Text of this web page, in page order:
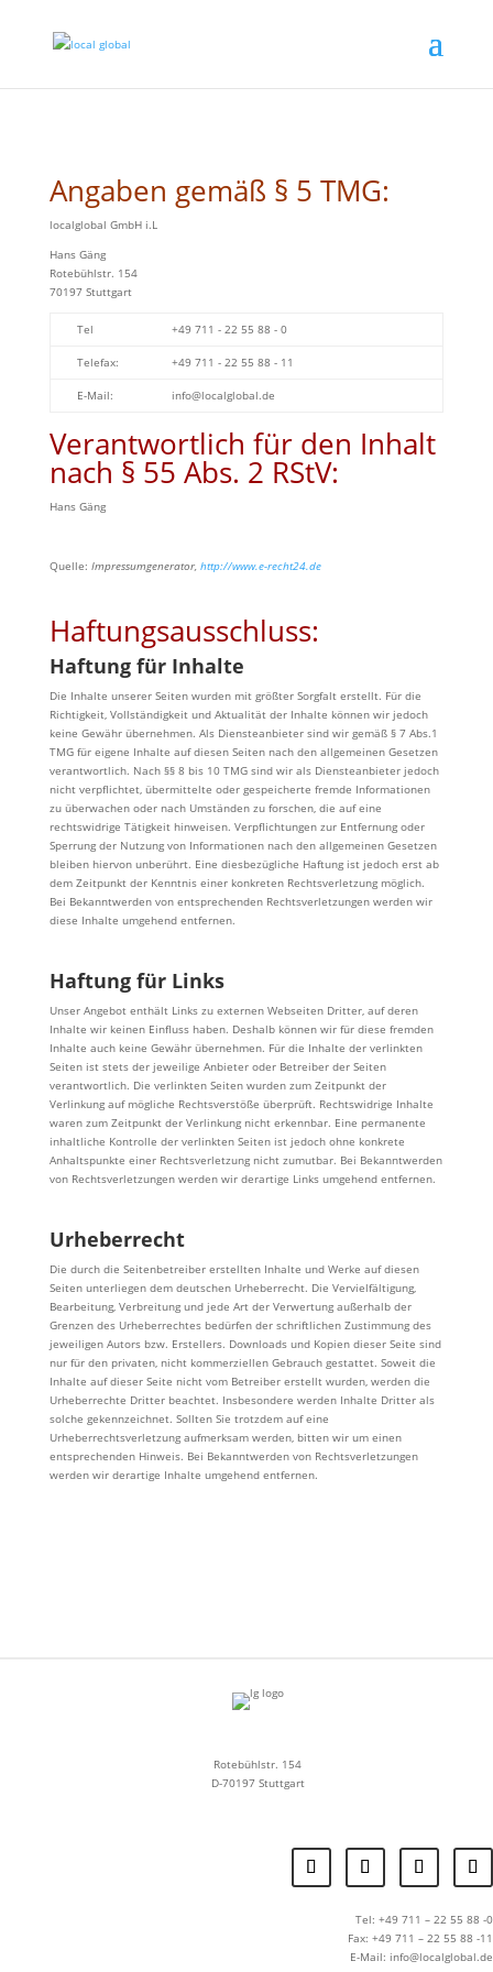
Angaben gemäß § 5 TMG:
localglobal GmbH i.L
Hans Gäng
Rotebühlstr. 154
70197 Stuttgart
Tel +49 711 - 22 55 88 - 0
Telefax: +49 711 - 22 55 88 - 11
E-Mail: info@localglobal.de
Verantwortlich für den Inhalt
nach § 55 Abs. 2 RStV:
Hans Gäng
Quelle: Impressumgenerator, http://www.e-recht24.de
Haftungsausschluss:
Haftung für Inhalte
Die Inhalte unserer Seiten wurden mit größter Sorgfalt erstellt. Für die
Richtigkeit, Vollständigkeit und Aktualität der Inhalte können wir jedoch
keine Gewähr übernehmen. Als Diensteanbieter sind wir gemäß § 7 Abs.1
TMG für eigene Inhalte auf diesen Seiten nach den allgemeinen Gesetzen
verantwortlich. Nach §§ 8 bis 10 TMG sind wir als Diensteanbieter jedoch
nicht verpflichtet, übermittelte oder gespeicherte fremde Informationen
zu überwachen oder nach Umständen zu forschen, die auf eine
rechtswidrige Tätigkeit hinweisen. Verpflichtungen zur Entfernung oder
Sperrung der Nutzung von Informationen nach den allgemeinen Gesetzen
bleiben hiervon unberührt. Eine diesbezügliche Haftung ist jedoch erst ab
dem Zeitpunkt der Kenntnis einer konkreten Rechtsverletzung möglich.
Bei Bekanntwerden von entsprechenden Rechtsverletzungen werden wir
diese Inhalte umgehend entfernen.
Haftung für Links
Unser Angebot enthält Links zu externen Webseiten Dritter, auf deren
Inhalte wir keinen Einfluss haben. Deshalb können wir für diese fremden
Inhalte auch keine Gewähr übernehmen. Für die Inhalte der verlinkten
Seiten ist stets der jeweilige Anbieter oder Betreiber der Seiten
verantwortlich. Die verlinkten Seiten wurden zum Zeitpunkt der
Verlinkung auf mögliche Rechtsverstöße überprüft. Rechtswidrige Inhalte
waren zum Zeitpunkt der Verlinkung nicht erkennbar. Eine permanente
inhaltliche Kontrolle der verlinkten Seiten ist jedoch ohne konkrete
Anhaltspunkte einer Rechtsverletzung nicht zumutbar. Bei Bekanntwerden
von Rechtsverletzungen werden wir derartige Links umgehend entfernen.
Urheberrecht
Die durch die Seitenbetreiber erstellten Inhalte und Werke auf diesen
Seiten unterliegen dem deutschen Urheberrecht. Die Vervielfältigung,
Bearbeitung, Verbreitung und jede Art der Verwertung außerhalb der
Grenzen des Urheberrechtes bedürfen der schriftlichen Zustimmung des
jeweiligen Autors bzw. Erstellers. Downloads und Kopien dieser Seite sind
nur für den privaten, nicht kommerziellen Gebrauch gestattet. Soweit die
Inhalte auf dieser Seite nicht vom Betreiber erstellt wurden, werden die
Urheberrechte Dritter beachtet. Insbesondere werden Inhalte Dritter als
solche gekennzeichnet. Sollten Sie trotzdem auf eine
Urheberrechtsverletzung aufmerksam werden, bitten wir um einen
entsprechenden Hinweis. Bei Bekanntwerden von Rechtsverletzungen
werden wir derartige Inhalte umgehend entfernen.
Rotebühlstr. 154
D-70197 Stuttgart
Tel: +49 711 – 22 55 88 -0
Fax: +49 711 – 22 55 88 -11
E-Mail: info@localglobal.de